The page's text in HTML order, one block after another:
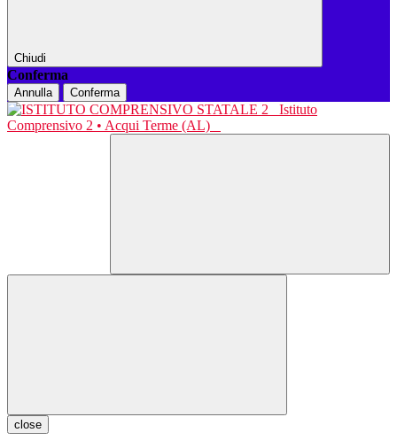
Chiudi
Conferma
Annulla Conferma
Istituto
Comprensivo 2 • Acqui Terme (AL)
close